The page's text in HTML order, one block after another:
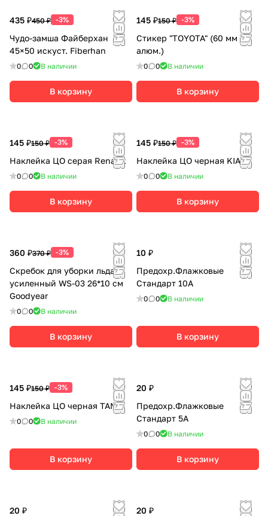
435 ₽450 ₽ -3%
Чудо-замша Файберхан
45×50 искуст. Fiberhan
0 0 В наличии
В корзину
145 ₽150 ₽ -3%
Стикер "TOYOTA" (60 мм
алюм.)
0 0 В наличии
В корзину
145 ₽150 ₽ -3%
Наклейка ЦО серая Renault
0 0 В наличии
В корзину
145 ₽150 ₽ -3%
Наклейка ЦО черная KIA
0 0 В наличии
В корзину
360 ₽370 ₽ -3%
Скребок для уборки льда
усиленный WS-03 26*10 см
Goodyear
0 0 В наличии
В корзину
10 ₽
Предохр.Флажковые
Стандарт 10А
0 0 В наличии
В корзину
145 ₽150 ₽ -3%
Наклейка ЦО черная TANK
0 0 В наличии
В корзину
20 ₽
Предохр.Флажковые
Стандарт 5А
0 0 В наличии
В корзину
20 ₽
20 ₽